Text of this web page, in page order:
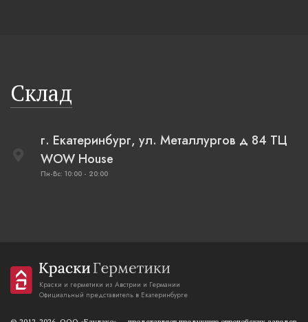
Склад
г. Екатеринбург, ул. Металлургов д 84 ТЦ
WOW House
Пн-Вс: 10:00 - 20:00
Краски и герметики из Австрии и Германии
Официальный представитель в Екатеринбурге